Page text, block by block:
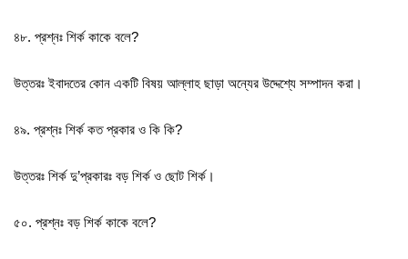
৪৮. প্রশ্নঃ শির্ক কাকে বলে?
উত্তরঃ ইবাদতের কোন একটি বিষয় আল্লাহ ছাড়া অন্যের উদ্দেশ্যে সম্পাদন করা।
৪৯. প্রশ্নঃ শির্ক কত প্রকার ও কি কি?
উত্তরঃ শির্ক দু’প্রকারঃ বড় শির্ক ও ছোট শির্ক।
৫০. প্রশ্নঃ বড় শির্ক কাকে বলে?